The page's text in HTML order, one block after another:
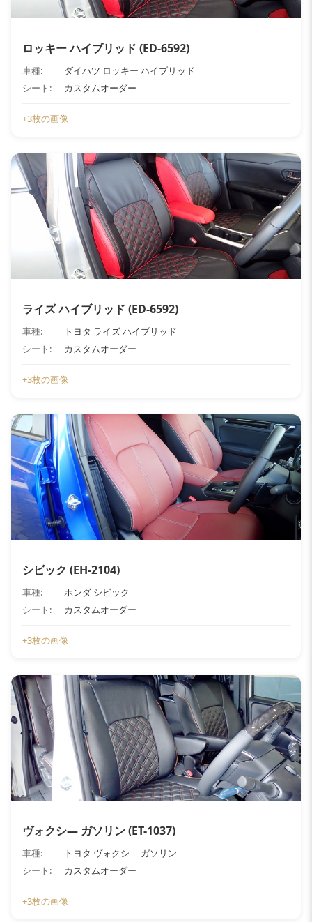
ロッキー ハイブリッド (ED-6592)
車種:
ダイハツ ロッキー ハイブリッド
シート:
カスタムオーダー
+3枚の画像
ライズ ハイブリッド (ED-6592)
車種:
トヨタ ライズ ハイブリッド
シート:
カスタムオーダー
+3枚の画像
シビック (EH-2104)
車種:
ホンダ シビック
シート:
カスタムオーダー
+3枚の画像
ヴォクシ― ガソリン (ET-1037)
車種:
トヨタ ヴォクシ― ガソリン
シート:
カスタムオーダー
+3枚の画像